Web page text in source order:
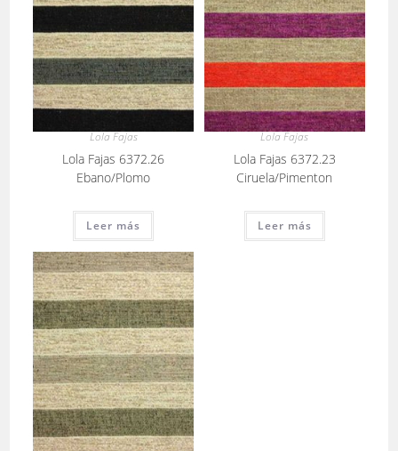
Lola Fajas
Lola Fajas 6372.26
Ebano/Plomo
Leer más
Lola Fajas
Lola Fajas 6372.23
Ciruela/Pimenton
Leer más